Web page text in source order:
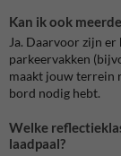
Kan ik ook
Ja. Daarvoor zijn
parkeervakken
maakt jouw terrein
bord nodig hebt.
Welke
laadpaal?